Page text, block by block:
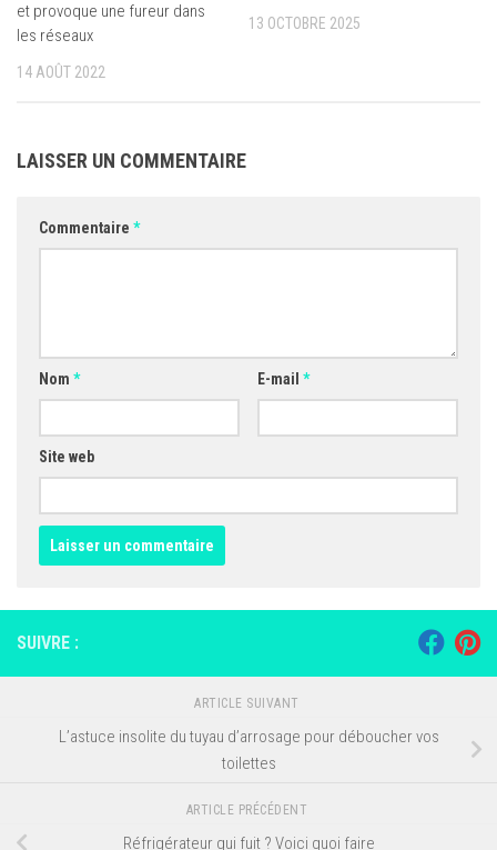
et provoque une fureur dans
les réseaux
14 AOÛT 2022
13 OCTOBRE 2025
LAISSER UN COMMENTAIRE
Commentaire *
Nom * E-mail *
Site web
SUIVRE :
ARTICLE SUIVANT
L’astuce insolite du tuyau d’arrosage pour déboucher vos
toilettes
ARTICLE PRÉCÉDENT
Réfrigérateur qui fuit ? Voici quoi faire